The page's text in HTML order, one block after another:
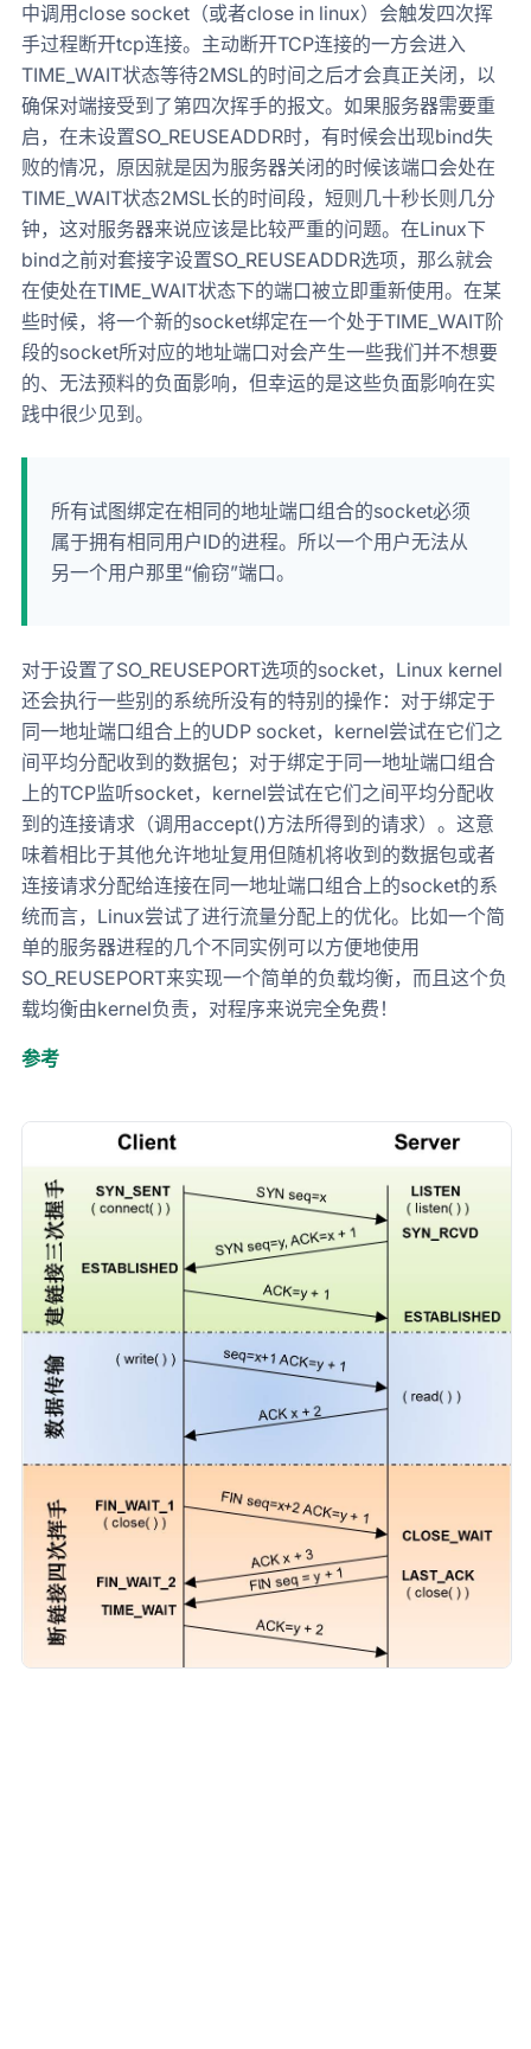
中调用close socket（或者close in linux）会触发四次挥
手过程断开tcp连接。主动断开TCP连接的一方会进入
TIME_WAIT状态等待2MSL的时间之后才会真正关闭，以
确保对端接受到了第四次挥手的报文。如果服务器需要重
启，在未设置SO_REUSEADDR时，有时候会出现bind失
败的情况，原因就是因为服务器关闭的时候该端口会处在
TIME_WAIT状态2MSL长的时间段，短则几十秒长则几分
钟，这对服务器来说应该是比较严重的问题。在Linux下
bind之前对套接字设置SO_REUSEADDR选项，那么就会
在使处在TIME_WAIT状态下的端口被立即重新使用。在某
些时候，将一个新的socket绑定在一个处于TIME_WAIT阶
段的socket所对应的地址端口对会产生一些我们并不想要
的、无法预料的负面影响，但幸运的是这些负面影响在实
践中很少见到。
所有试图绑定在相同的地址端口组合的socket必须
属于拥有相同用户ID的进程。所以一个用户无法从
另一个用户那里“偷窃”端口。
对于设置了SO_REUSEPORT选项的socket，Linux kernel
还会执行一些别的系统所没有的特别的操作：对于绑定于
同一地址端口组合上的UDP socket，kernel尝试在它们之
间平均分配收到的数据包；对于绑定于同一地址端口组合
上的TCP监听socket，kernel尝试在它们之间平均分配收
到的连接请求（调用accept()方法所得到的请求）。这意
味着相比于其他允许地址复用但随机将收到的数据包或者
连接请求分配给连接在同一地址端口组合上的socket的系
统而言，Linux尝试了进行流量分配上的优化。比如一个简
单的服务器进程的几个不同实例可以方便地使用
SO_REUSEPORT来实现一个简单的负载均衡，而且这个负
载均衡由kernel负责，对程序来说完全免费！
参考